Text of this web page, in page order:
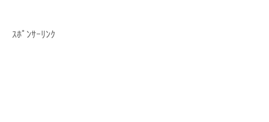
ｽﾎﾟﾝｻｰﾘﾝｸ